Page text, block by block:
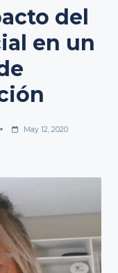
del
en un
May 12, 2020